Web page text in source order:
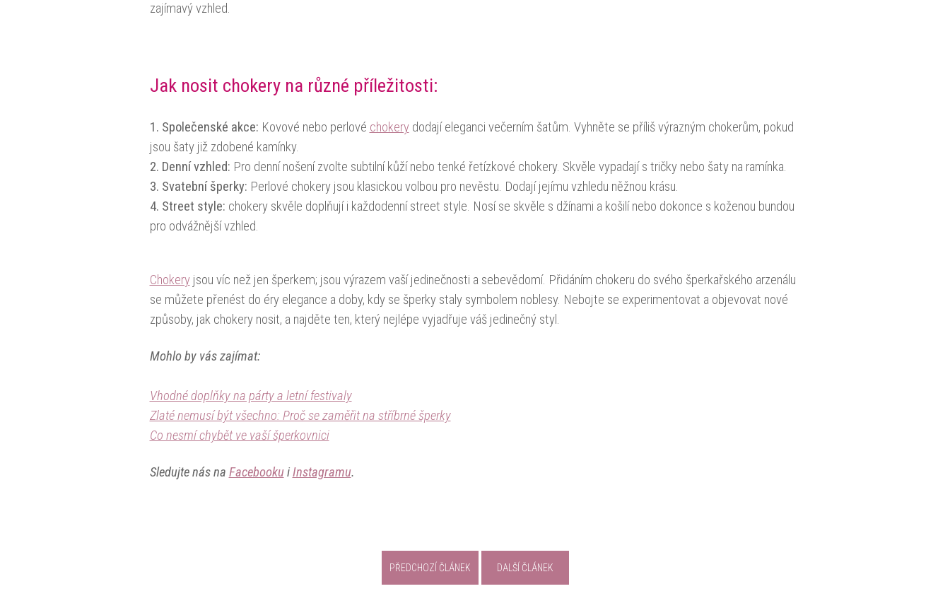
zajímavý vzhled.
Jak nosit chokery na různé příležitosti:
1. Společenské akce: Kovové nebo perlové chokerydodají eleganci večerním šatům. Vyhněte se příliš výrazným chokerům, pokud
jsou šaty již zdobené kamínky.
2. Denní vzhled: Pro denní nošení zvolte subtilní kůží nebo tenké řetízkové chokery. Skvěle vypadají s tričky nebo šaty na ramínka.
3. Svatební šperky: Perlové chokery jsou klasickou volbou pro nevěstu. Dodají jejímu vzhledu něžnou krásu.
4. Street style: chokery skvěle doplňují i každodenní street style. Nosí se skvěle s džínami a košilí nebo dokonce s koženou bundou
pro odvážnější vzhled.
Chokeryjsou víc než jen šperkem; jsou výrazem vaší jedinečnosti a sebevědomí. Přidáním chokeru do svého šperkařského arzenálu
se můžete přenést do éry elegance a doby, kdy se šperky staly symbolem noblesy. Nebojte se experimentovat a objevovat nové
způsoby, jak chokery nosit, a najděte ten, který nejlépe vyjadřuje váš jedinečný styl.
Mohlo by vás zajímat:
Vhodné doplňky na párty a letní festivaly
Zlaté nemusí být všechno: Proč se zaměřit na stříbrné šperky
Co nesmí chybět ve vaší šperkovnici
Sledujte nás na FacebookuiInstagramu.
PŘEDCHOZÍ ČLÁNEK DALŠÍ ČLÁNEK